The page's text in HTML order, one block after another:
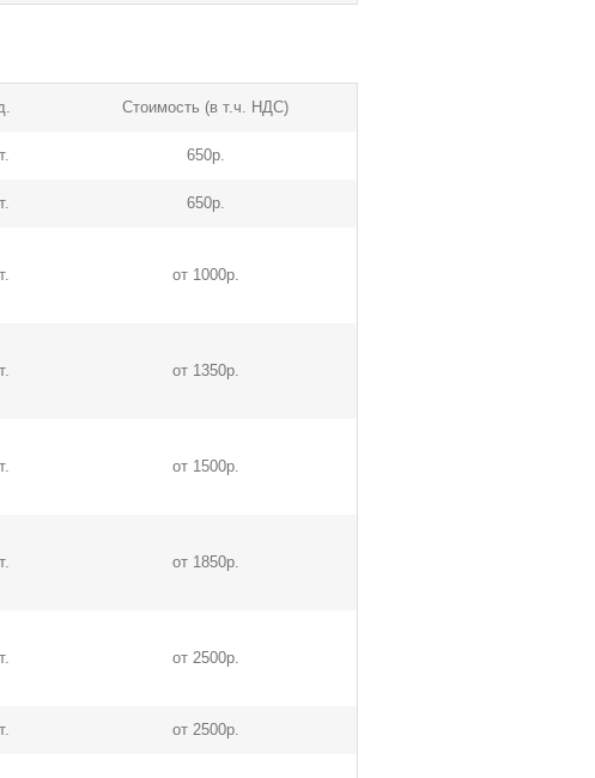
Стоимость (в т.ч. НДС)
650р.
650р.
от 1000р.
от 1350р.
от 1500р.
от 1850р.
от 2500р.
от 2500р.